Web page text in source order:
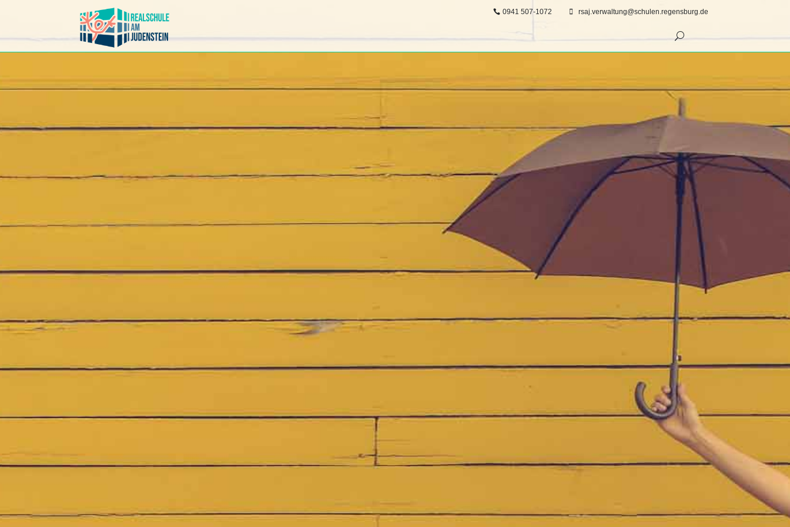
0941 507-1072 rsaj.verwaltung@schulen.regensburg.de